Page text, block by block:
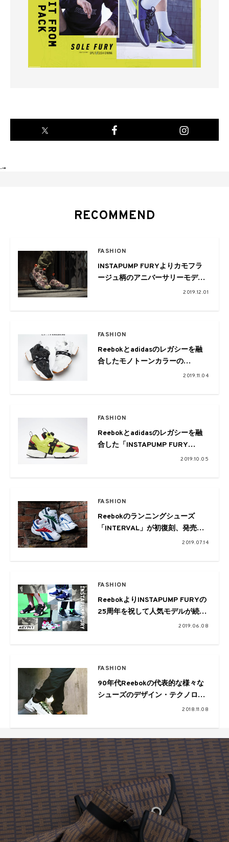
-->
RECOMMEND
FASHION
INSTAPUMP FURYよりカモフラ
ージュ柄のアニバーサリーモデル
2019.12.01
FASHION
Reebokとadidasのレガシーを融
合したモノトーンカラーの
「INSTAPUMP FURY BOOST™」
2019.11.04
FASHION
Reebokとadidasのレガシーを融
合した「INSTAPUMP FURY
2019.10.05
FASHION
Reebokのランニングシューズ
「INTERVAL」が初復刻、発売年
にちなみ全世界1996足限定リリー
2019.07.14
FASHION
ReebokよりINSTAPUMP FURYの
25周年を祝して人気モデルが続々
2019.06.08
FASHION
90年代Reebokの代表的な様々な
シューズのデザイン・テクノロジ
ーを採用“SOLE FURY”本日より発
2018.11.08